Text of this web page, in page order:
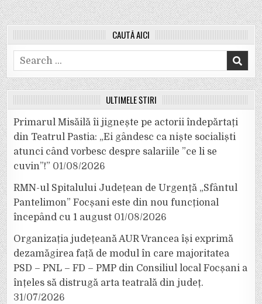
CAUTĂ AICI
Search
for:
ULTIMELE ȘTIRI
Primarul Misăilă îi jignește pe actorii îndepărtați
din Teatrul Pastia: „Ei gândesc ca niște socialiști
atunci când vorbesc despre salariile ”ce li se
cuvin”!” 01/08/2026
RMN-ul Spitalului Județean de Urgență „Sfântul
Pantelimon” Focșani este din nou funcțional
începând cu 1 august 01/08/2026
Organizația județeană AUR Vrancea își exprimă
dezamăgirea față de modul în care majoritatea
PSD – PNL – FD – PMP din Consiliul local Focșani a
înțeles să distrugă arta teatrală din județ.
31/07/2026